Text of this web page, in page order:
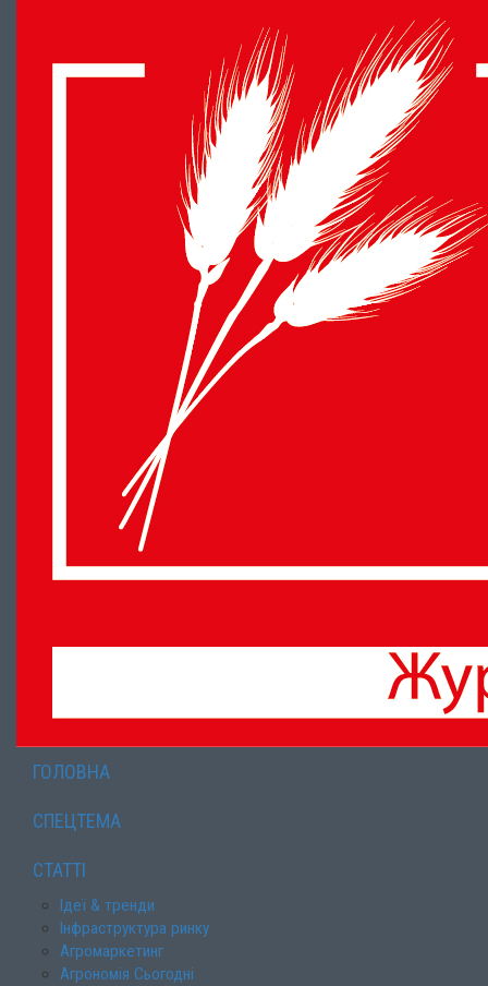
ГОЛОВНА
СПЕЦТЕМА
СТАТТІ
Ідеї & тренди
Інфраструктура ринку
Агромаркетинг
Агрономія Сьогодні